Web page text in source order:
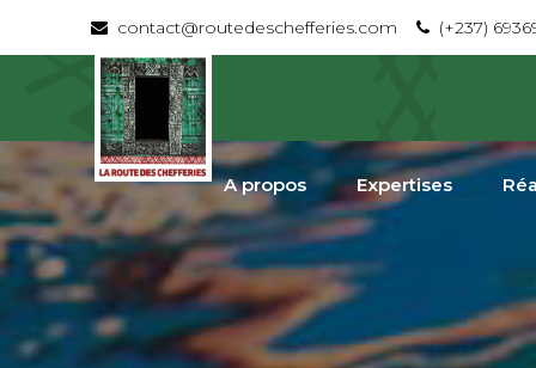
contact@routedeschefferies.com (+237)
A propos Expertises